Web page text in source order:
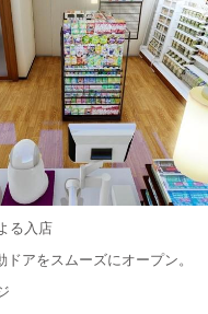
る入店
アをスムーズにオープン。